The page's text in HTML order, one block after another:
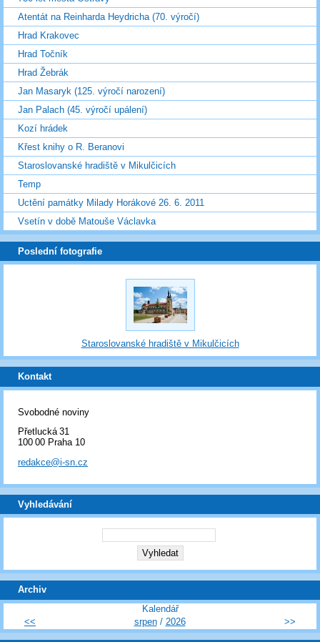
Atentát na Reinharda Heydricha (70. výročí)
Hrad Krakovec
Hrad Točník
Hrad Žebrák
Jan Masaryk (125. výročí narození)
Jan Palach (45. výročí upálení)
Kozí hrádek
Křest knihy o R. Beranovi
Staroslovanské hradiště v Mikulčicích
Temp
Uctění památky Milady Horákové 26. 6. 2011
Vsetín v době Matouše Václavka
Poslední fotografie
Staroslovanské hradiště v Mikulčicích
Kontakt
Svobodné noviny
Přetlucká 31
100 00 Praha 10
redakce@i-sn.cz
Vyhledávání
Archiv
Kalendář
<<
srpen/ 2026 >>